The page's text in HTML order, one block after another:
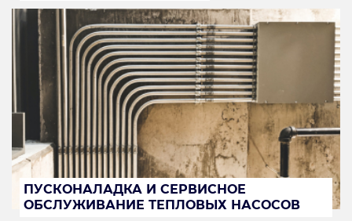
ПУСКОНАЛАДКА И СЕРВИСНОЕ
ОБСЛУЖИВАНИЕ ТЕПЛОВЫХ НАСОСОВ